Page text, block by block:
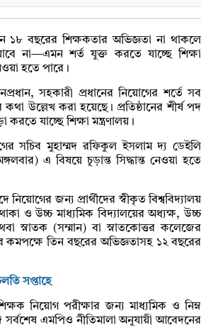
১৮ বছরের শিক্ষকতার অভিজ্ঞতা না থাকলে
না—এমন শর্ত যুক্ত করতে যাচ্ছে শিক্ষা
হতে পারে।
সহকারী প্রধানের নিয়োগের শর্তে সব
উল্লেখ করা হয়েছে। প্রতিষ্ঠানের শীর্ষ পদ
যাচ্ছে শিক্ষা মন্ত্রণালয়।
সচিব মুহাম্মদ রফিকুল ইসলাম দ্য ডেইলি
এ বিষয়ে চূড়ান্ত সিদ্ধান্ত নেওয়া হতে
নিয়োগের জন্য প্রার্থীদের স্বীকৃত বিশ্ববিদ্যালয়
ও উচ্চ মাধ্যমিক বিদ্যালয়ের অধ্যক্ষ, উচ্চ
স্নাতক (সম্মান) বা স্নাতকোত্তর কলেজের
কমপক্ষে তিন বছরের অভিজ্ঞতাসহ ১২ বছরের
সপ্তাহে
নিয়োগ পরীক্ষার জন্য মাধ্যমিক ও নিম্ন
সর্বশেষ এমপিও নীতিমালা অনুযায়ী আবেদনের